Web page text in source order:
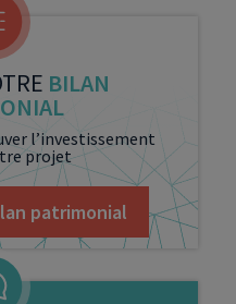
patrimonial ?
2026
BILAN
l’investissement
projet
patrimonial